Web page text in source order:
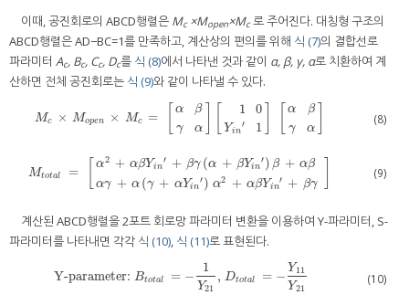
이때, 공진회로의 ABCD행렬은 Mc×Mopen×Mc로 주어진다. 대칭형 구조의
ABCD행렬은 AD−BC=1를 만족하고, 계산상의 편의를 위해 식 (7)의 결합선로
파라미터 Ac, Bc, Cc, Dc를 식 (8)에서 나타낸 것과 같이 α, β, γ, α로 치환하여 계
산하면 전체 공진회로는 식 (9)와 같이 나타낼 수 있다.
Mc × Mopen × Mc =
α
γ
β
α
1
Yin
′
0
1
α
γ
β
α
Mc×M op en× Mc α 1 α (8)
Mtotal =
α2 + αβYin
′ + βγ (α + βYin
′) β + αβ
αγ + α (γ + αYin
′) α2 + αβYin
′ + βγ
Mtotal =[α Y + γ(α β Y n )β α βα + α( γ α n′ +β
(9)
계산된 ABCD행렬을 2포트 회로망 파라미터 변환을 이용하여 Y-파라미터, S-
파라미터를 나타내면 각각 식 (10), 식 (11)로 표현된다.
Y-parameter:Btotal = −
1
Y21
, Dtotal = −
Y11
Y21
Y-parameter:Btota =− 1Y21,D otal=− Y11Y21 (10)